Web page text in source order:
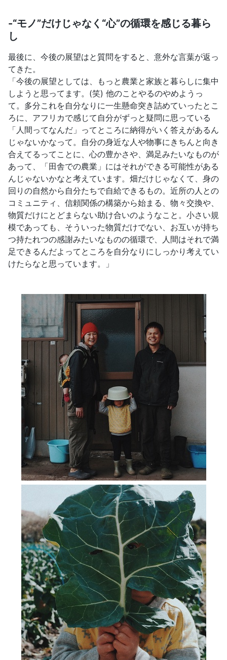
-“モノ”だけじゃなく“心”の循環を感じる暮ら
し
最後に、今後の展望はと質問をすると、意外な言葉が返っ
てきた。
「今後の展望としては、もっと農業と家族と暮らしに集中
しようと思ってます。(笑) 他のことやるのやめようっ
て。多分これを自分なりに一生懸命突き詰めていったとこ
ろに、アフリカで感じて自分がずっと疑問に思っている
「人間ってなんだ」ってところに納得がいく答えがあるん
じゃないかなって。自分の身近な人や物事にきちんと向き
合えてるってことに、心の豊かさや、満足みたいなものが
あって、「田舎での農業」にはそれができる可能性がある
んじゃないかなと考えています。畑だけじゃなくて、身の
回りの自然から自分たちで自給できるもの。近所の人との
コミュニティ、信頼関係の構築から始まる、物々交換や、
物質だけにとどまらない助け合いのようなこと。小さい規
模であっても、そういった物質だけでない、お互いが持ち
つ持たれつの感謝みたいなものの循環で、人間はそれで満
足できるんだよってところを自分なりにしっかり考えてい
けたらなと思っています。」